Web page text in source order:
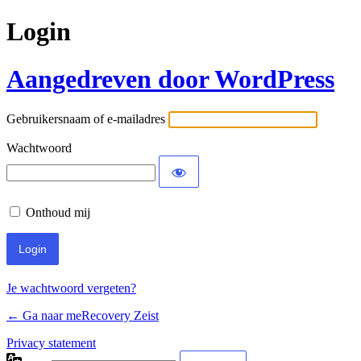
Login
Aangedreven door WordPress
Gebruikersnaam of e-mailadres
Wachtwoord
Onthoud mij
Je wachtwoord vergeten?
← Ga naar meRecovery Zeist
Privacy statement